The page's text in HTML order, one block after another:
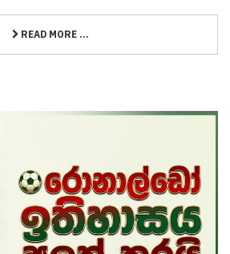
READ MORE ...